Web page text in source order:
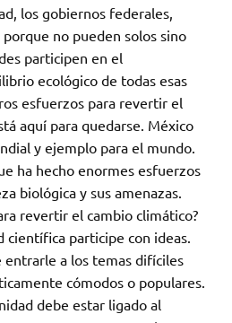
los gobiernos federales,
no pueden solos sino
participen en el
ecológico de todas esas
esfuerzos para revertir el
aquí para quedarse. México
y ejemplo para el mundo.
ha hecho enormes esfuerzos
biológica y sus amenazas.
revertir el cambio climático?
científica participe con ideas.
a los temas difíciles
cómodos o populares.
debe estar ligado al